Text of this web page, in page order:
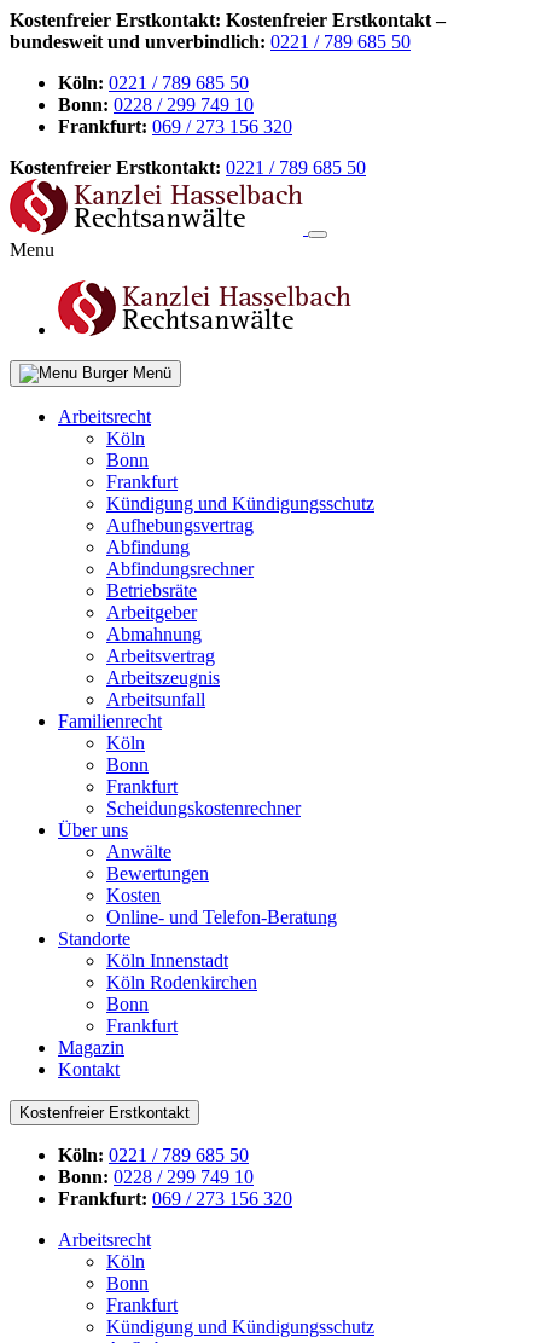
Kostenfreier Erstkontakt: Kostenfreier Erstkontakt –
bundesweit und unverbindlich: 0221 / 789 685 50
Köln: 0221 / 789 685 50
Bonn: 0228 / 299 749 10
Frankfurt: 069 / 273 156 320
Kostenfreier Erstkontakt: 0221 / 789 685 50
Menu
Menü
Arbeitsrecht
Köln
Bonn
Frankfurt
Kündigung und Kündigungsschutz
Aufhebungsvertrag
Abfindung
Abfindungsrechner
Betriebsräte
Arbeitgeber
Abmahnung
Arbeitsvertrag
Arbeitszeugnis
Arbeitsunfall
Familienrecht
Köln
Bonn
Frankfurt
Scheidungskostenrechner
Über uns
Anwälte
Bewertungen
Kosten
Online- und Telefon-Beratung
Standorte
Köln Innenstadt
Köln Rodenkirchen
Bonn
Frankfurt
Magazin
Kontakt
Kostenfreier Erstkontakt
Köln: 0221 / 789 685 50
Bonn: 0228 / 299 749 10
Frankfurt: 069 / 273 156 320
Arbeitsrecht
Köln
Bonn
Frankfurt
Kündigung und Kündigungsschutz